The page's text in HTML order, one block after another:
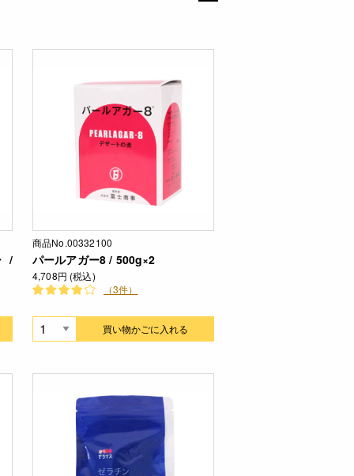
/
商品No.00332100
パールアガー8 / 500g×2
4,708円 (税込)
（3件）
買い物かごに入れる